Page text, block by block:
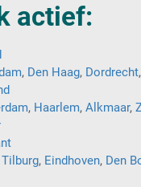
actief:
, Den Haag, Dordrecht,
, Haarlem, Alkmaar,
Tilburg, Eindhoven, Den